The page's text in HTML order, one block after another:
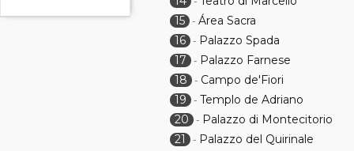
15 -Área Sacra
16 - Palazzo Spada
17
- Palazzo Farnese
18
- Campo de'Fiori
19
- Templo de Adriano
20
- Palazzo di Montecitorio
21
- Palazzo del Quirinale